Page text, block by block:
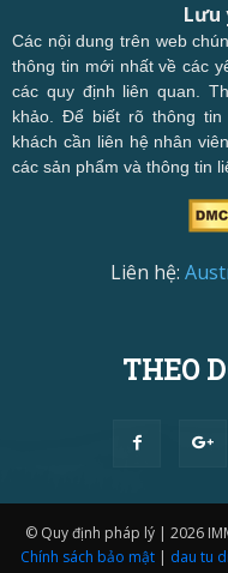
Lưu
Các nội dung trên web
thông tin mới nhất về các
các quy định liên quan.
khảo. Để biết rõ thông
khách cần liên hệ nhân
các sản phẩm và thông tin
Liên hệ:
THEO
© Quy định pháp lý | 2026
Chính sách bảo mật | dau tu